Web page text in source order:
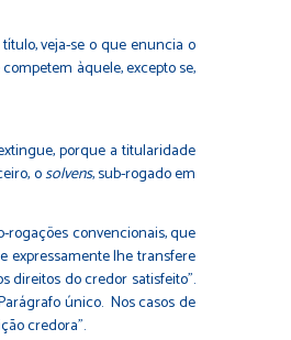
veja-se o que enuncia o
àquele, excepto se,
porque a titularidade
osolvens, sub-rogado em
rogações convencionais, que
expressamente lhe transfere
direitos do credor satisfeito”.
único. Nos casos de
credora”.